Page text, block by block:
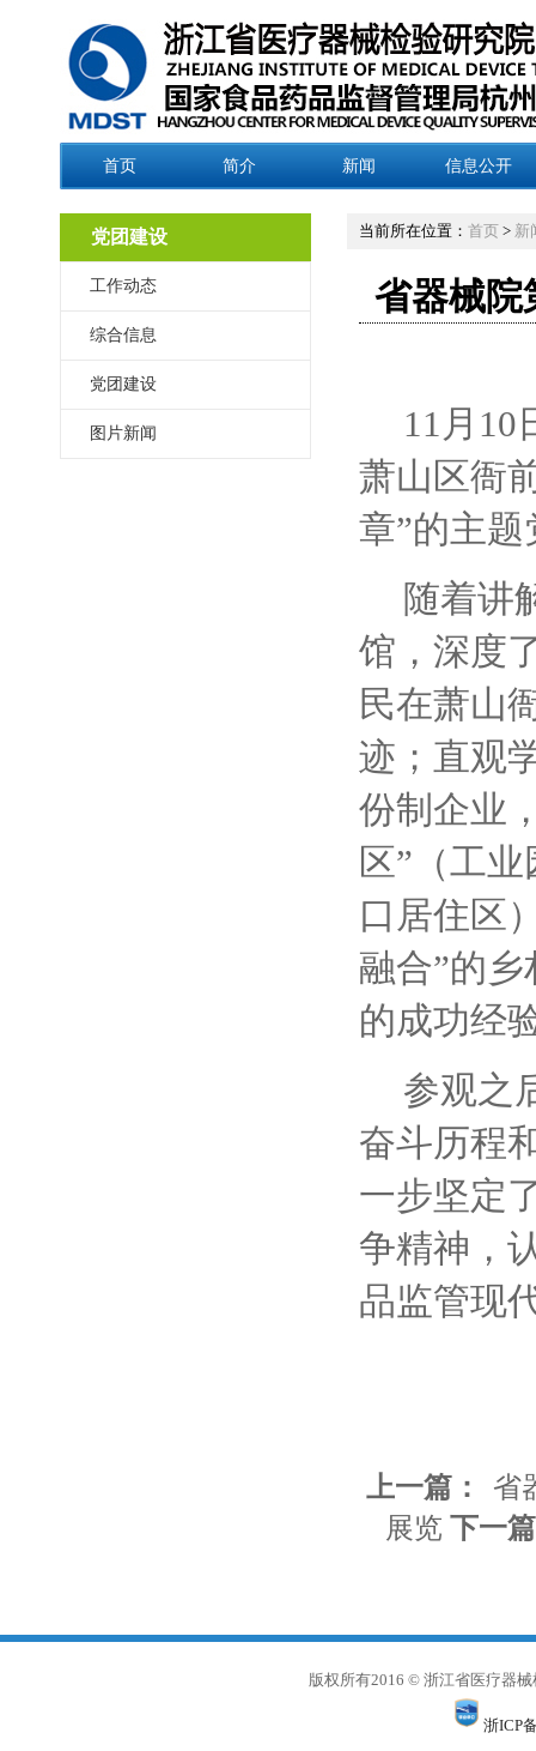
首页 简介 新闻 信息公开
党团建设
工作动态
综合信息
党团建设
图片新闻
当前所在位置： 首页 > 新
省器械院
11 月10
萧山区衙
章”的主
随着讲
馆，深度
民在萧山
迹；直观
份制企业
区”（工
口居住区
融合”的
的成功经
参观之
奋斗历程
一步坚定
争精神，
品监管现
上一篇：
省
展览 下一
版权所有2016 © 浙江省医疗器
浙ICP